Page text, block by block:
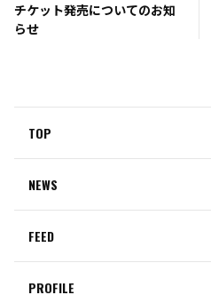
チケット発売についてのお知
らせ
TOP
NEWS
FEED
PROFILE